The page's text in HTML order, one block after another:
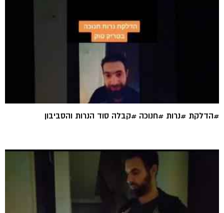
#הדלקת #נרות #חנוכה #קבלה סוד הנרות והסביבון